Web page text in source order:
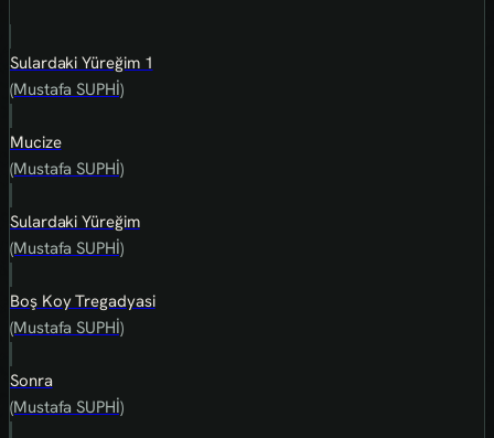
Sulardaki Yüreğim 1
(Mustafa SUPHİ)
Mucize
(Mustafa SUPHİ)
Sulardaki Yüreğim
(Mustafa SUPHİ)
Boş Koy Tregadyasi
(Mustafa SUPHİ)
Sonra
(Mustafa SUPHİ)